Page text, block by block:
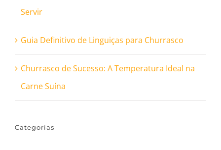
Servir
Guia Definitivo de Linguiças para Churrasco
Churrasco de Sucesso: A Temperatura Ideal na
Carne Suína
Categorias